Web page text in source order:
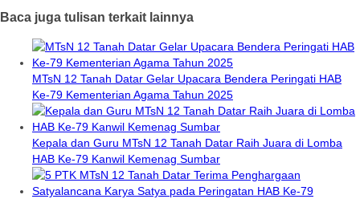
Baca juga tulisan terkait lainnya
MTsN 12 Tanah Datar Gelar Upacara Bendera Peringati HAB
Ke-79 Kementerian Agama Tahun 2025
Kepala dan Guru MTsN 12 Tanah Datar Raih Juara di Lomba
HAB Ke-79 Kanwil Kemenag Sumbar